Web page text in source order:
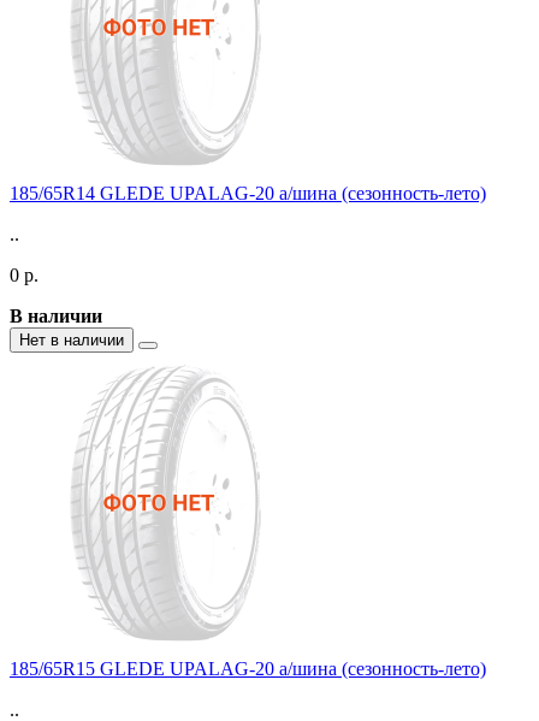
185/65R14 GLEDE UPALAG-20 а/шина (сезонность-лето)
..
0 р.
В наличии
Нет в наличии
185/65R15 GLEDE UPALAG-20 а/шина (сезонность-лето)
..